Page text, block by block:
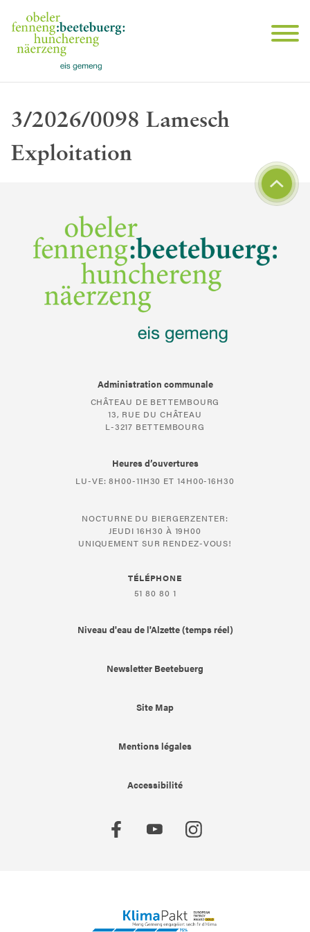
3/2026/0098 Lamesch
Exploitation
Administration communale
CHÂTEAU DE BETTEMBOURG
13, RUE DU CHÂTEAU
L-3217 BETTEMBOURG
Heures d’ouvertures
LU-VE: 8H00-11H30 ET 14H00-16H30
NOCTURNE DU BIERGERZENTER:
JEUDI 16H30 À 19H00
UNIQUEMENT SUR RENDEZ-VOUS!
TÉLÉPHONE
51 80 80 1
Niveau d'eau de l'Alzette (temps réel)
Newsletter Beetebuerg
Site Map
Mentions légales
Accessibilité